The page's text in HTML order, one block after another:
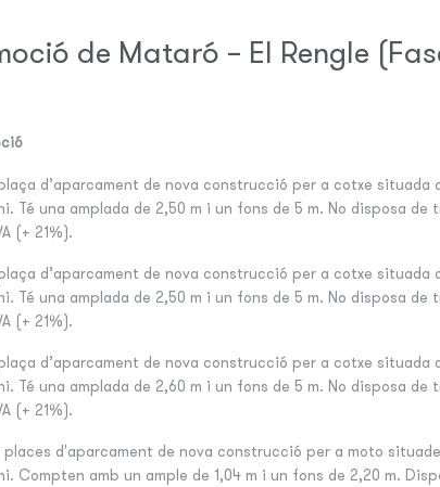
de Mataró – El Rengle
d’aparcament de nova construcció per a cotxe situada
Té una amplada de 2,50 m i un fons de 5 m. No disposa de
(+ 21%).
d’aparcament de nova construcció per a cotxe situada
Té una amplada de 2,50 m i un fons de 5 m. No disposa de
(+ 21%).
d’aparcament de nova construcció per a cotxe situada
Té una amplada de 2,60 m i un fons de 5 m. No disposa de
(+ 21%).
places d'aparcament de nova construcció per a moto
Compten amb un ample de 1,04 m i un fons de 2,20 m.